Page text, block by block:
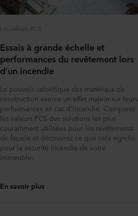
Les valeurs PCS
Essais à grande échelle et
performances du revêtement lors
d’un incendie
Le pouvoir calorifique des matériaux de
construction exerce un effet majeur sur leurs
performances en cas d'incendie. Comparez
les valeurs PCS des solutions les plus
couramment utilisées pour les revêtements
de façade et découvrez ce que cela signifie
pour la sécurité incendie de votre
immeuble.
En savoir plus